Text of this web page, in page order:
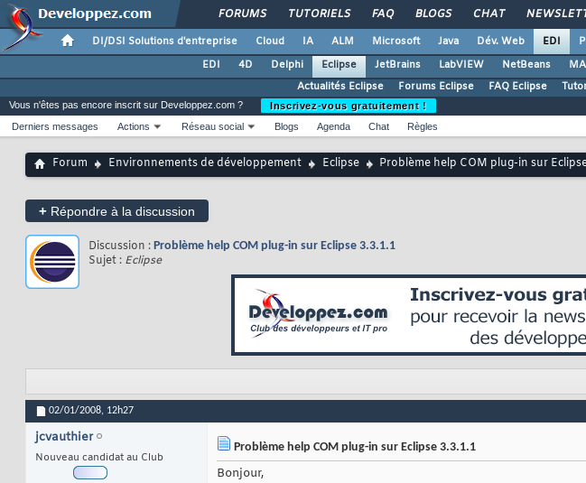
FORUMS TUTORIELS FAQ BLOGS CHAT
DI/DSI Solutions d'entreprise Cloud IA ALM Microsoft Java Dév. Web EDI
EDI
4D Delphi Eclipse JetBrains LabVIEW NetBeans
Actualités Eclipse
Forums Eclipse FAQ Eclipse
Vous n'êtes pas encore inscrit sur Developpez.com ?
Inscrivez-vous gratuitement !
Derniers messages
Actions Réseau social Blogs Agenda Chat Règles
Forum Environnements de développement Eclipse Problème help COM plug-in sur
+ Répondre à la discussion
Discussion : Problème help COM plug-in sur Eclipse 3.3.1.1
Sujet : Eclipse
02/01/2008, 12h27
jcvauthier
Nouveau candidat au Club
Problème help COM plug-in sur Eclipse 3.3.1.1
Bonjour,